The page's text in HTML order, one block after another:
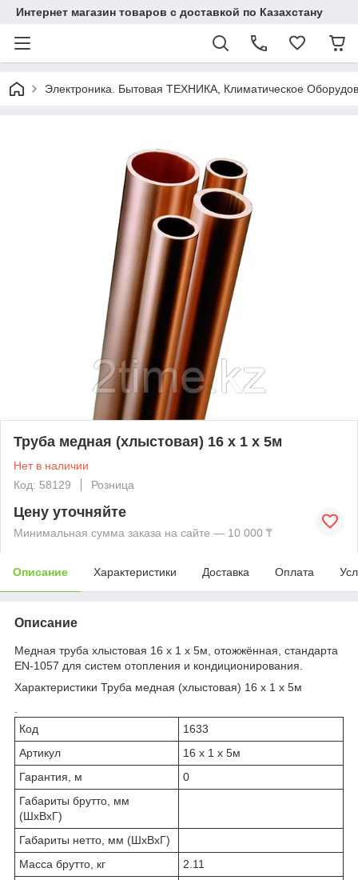
Интернет магазин товаров с доставкой по Казахстану
Электроника. Бытовая ТЕХНИКА, Климатическое
Труба медная (хлыстовая) 16 x 1 x 5м
Нет в наличии
Код: 58129
Розница
Цену уточняйте
Минимальная сумма заказа на сайте — 10 000 ₸
Описание Характеристики Доставка Оплата
Описание
Медная труба хлыстовая 16 x 1 x 5м, отожжённая, стандарта
EN-1057 для систем отопления и кондиционирования.
Характеристики Труба медная (хлыстовая) 16 x 1 x 5м
Код
1633
Артикул
16 x 1 x 5м
Гарантия, м
0
Габариты брутто, мм
(ШxВxГ)
Габариты нетто, мм (ШxВxГ)
Масса брутто, кг
2.11